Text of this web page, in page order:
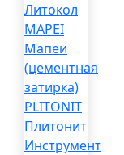
Литокол
MAPEI
Мапеи
(цементная
затирка)
PLITONIT
Плитонит
Инструмент